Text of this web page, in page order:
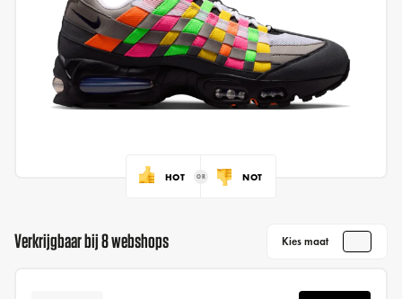
HOT NOT
Verkrijgbaar bij 8 webshops Kies maat